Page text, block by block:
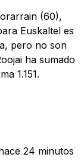
(60),
Euskaltel es
pero no son
ha sumado
1.151.
24 minutos